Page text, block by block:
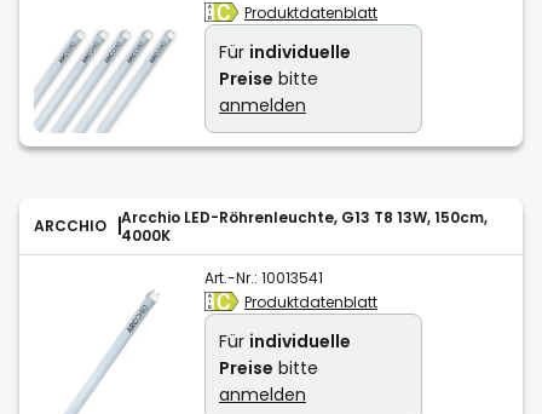
Produktdatenblatt
Für individuelle
Preise bitte
anmelden
ARCCHIO
Arcchio LED-Röhrenleuchte, G13 T8 13W, 150cm,
4000K
Art.-Nr.: 10013541
Produktdatenblatt
Für individuelle
Preise bitte
anmelden